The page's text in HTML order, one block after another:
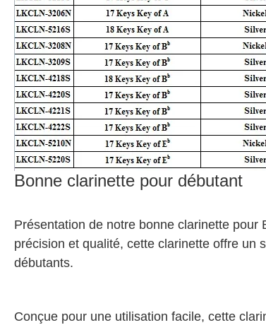
Bonne clarinette pour débutant
Présentation de notre bonne clarinette
précision et qualité, cette clarinette offre un
débutants.
Conçue pour une utilisation facile, cette